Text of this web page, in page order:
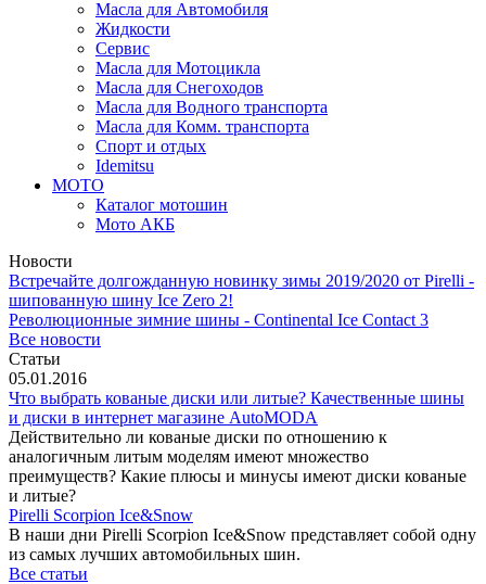
Масла для Автомобиля
Жидкости
Сервис
Масла для Мотоцикла
Масла для Снегоходов
Масла для Водного транспорта
Масла для Комм. транспорта
Спорт и отдых
Idemitsu
МОТО
Каталог мотошин
Мото АКБ
Новости
Встречайте долгожданную новинку зимы 2019/2020 от Pirelli -
шипованную шину Ice Zero 2!
Революционные зимние шины - Continental Ice Contact 3
Все новости
Статьи
05.01.2016
Что выбрать кованые диски или литые? Качественные шины
и диски в интернет магазине AutoMODA
Действительно ли кованые диски по отношению к
аналогичным литым моделям имеют множество
преимуществ? Какие плюсы и минусы имеют диски кованые
и литые?
Pirelli Scorpion Ice&Snow
В наши дни Pirelli Scorpion Ice&Snow представляет собой одну
из самых лучших автомобильных шин.
Все статьи